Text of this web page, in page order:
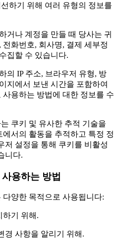
하기 위해 여러 유형의 정보를
거나 계정을 만들 때 당사는 귀
화번호, 회사명, 결제 세부정
집할 수 있습니다.
의 IP 주소, 브라우저 유형, 방
지에서 보낸 시간을 포함하여
용하는 방법에 대한 정보를 수
쿠키 및 유사한 추적 기술을
서의 활동을 추적하고 특정 정
저 설정을 통해 쿠키를 비활성
니다.
용하는 방법
양한 목적으로 사용됩니다:
하기 위해.
경 사항을 알리기 위해.